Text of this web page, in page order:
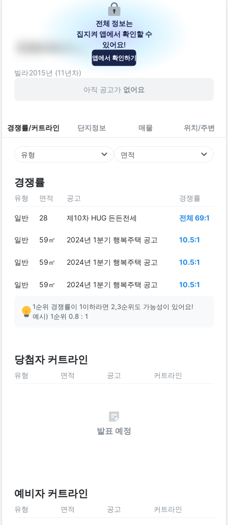
서울특별시 구로구 개봉로11나길 10-4
빌라2015년 (11년차)
아직 공고가 없어요
경쟁률/커트라인 단지정보 매물 위치/주변
유형 면적
경쟁률
전체 정보는
집지켜 앱에서 확인할 수
있어요!
앱에서 확인하기
유형 면적 공고 경쟁률
일반 28 제10차 HUG 든든전세 전체 69:1
일반 59㎡ 2024년 1분기 행복주택 공고 10.5:1
일반 59㎡ 2024년 1분기 행복주택 공고 10.5:1
일반 59㎡ 2024년 1분기 행복주택 공고 10.5:1
1순위 경쟁률이 1이하라면 2,3순위도 가능성이 있어요!
예시) 1순위 0.8 : 1
당첨자 커트라인
유형 면적 공고 커트라인
발표 예정
예비자 커트라인
유형 면적 공고 커트라인